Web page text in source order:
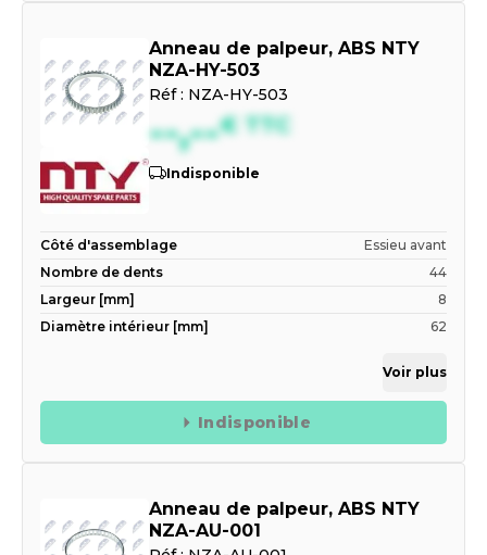
Anneau de palpeur, ABS NTY
NZA-HY-503
Réf : NZA-HY-503
--,--€ TTC
Indisponible
Côté d'assemblage
Essieu avant
Nombre de dents
44
Largeur [mm]
8
Diamètre intérieur [mm]
62
Voir plus
Indisponible
Anneau de palpeur, ABS NTY
NZA-AU-001